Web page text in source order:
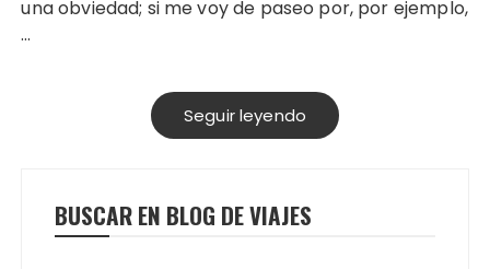
una obviedad; si me voy de paseo por, por ejemplo,
…
Seguir leyendo
BUSCAR EN BLOG DE VIAJES